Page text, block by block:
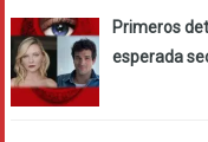
Primeros
esperada